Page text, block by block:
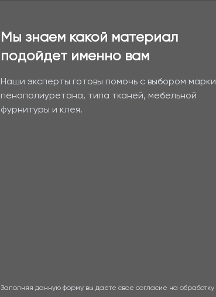
Мы знаем какой материал
подойдет именно вам
Наши эксперты готовы помочь с выбором марки
пенополиуретана, типа тканей, мебельной
фурнитуры и клея.
Заполняя данную форму вы даете свое согласие на обработку